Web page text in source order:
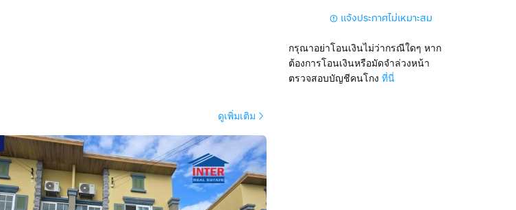
แจ้งประกาศไม่เหมาะสม
กรุณาอย่าโอนเงินไม่ว่ากรณีใดๆ หาก
ต้องการโอนเงินหรือมัดจำล่วงหน้า
ตรวจสอบบัญชีคนโกง ที่นี่
ดูเพิ่มเติม